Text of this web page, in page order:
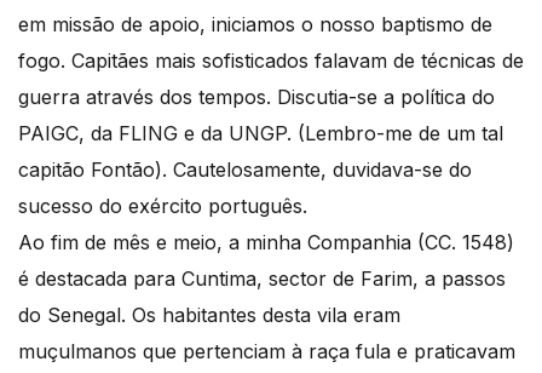
em missão de apoio, iniciamos o nosso baptismo de
fogo. Capitães mais sofisticados falavam de técnicas de
guerra através dos tempos. Discutia-se a política do
PAIGC, da FLING e da UNGP. (Lembro-me de um tal
capitão Fontão). Cautelosamente, duvidava-se do
sucesso do exército português.
Ao fim de mês e meio, a minha Companhia (CC. 1548)
é destacada para Cuntima, sector de Farim, a passos
do Senegal. Os habitantes desta vila eram
muçulmanos que pertenciam à raça fula e praticavam